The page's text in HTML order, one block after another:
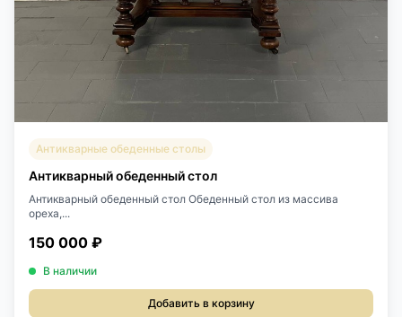
Антикварные обеденные столы
Антикварный обеденный стол
Антикварный обеденный стол Обеденный стол из массива
ореха,...
150 000 ₽
В наличии
Добавить в корзину